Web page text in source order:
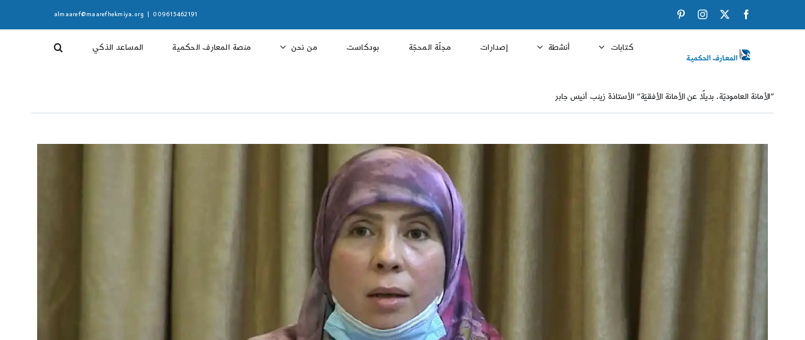
Facebook
X
Instagram
009615462191
almaaref@maarefhekmiya.org
كتابات أنشطة إصدارات مجلّة المحجّة بودكاست من نحن منصة المعارف الحكمية المساعد الذكي
“الأمانة العاموديّة، بديلًا عن الأمانة الأفقيّة” الأستاذة زينب أنيس جابر